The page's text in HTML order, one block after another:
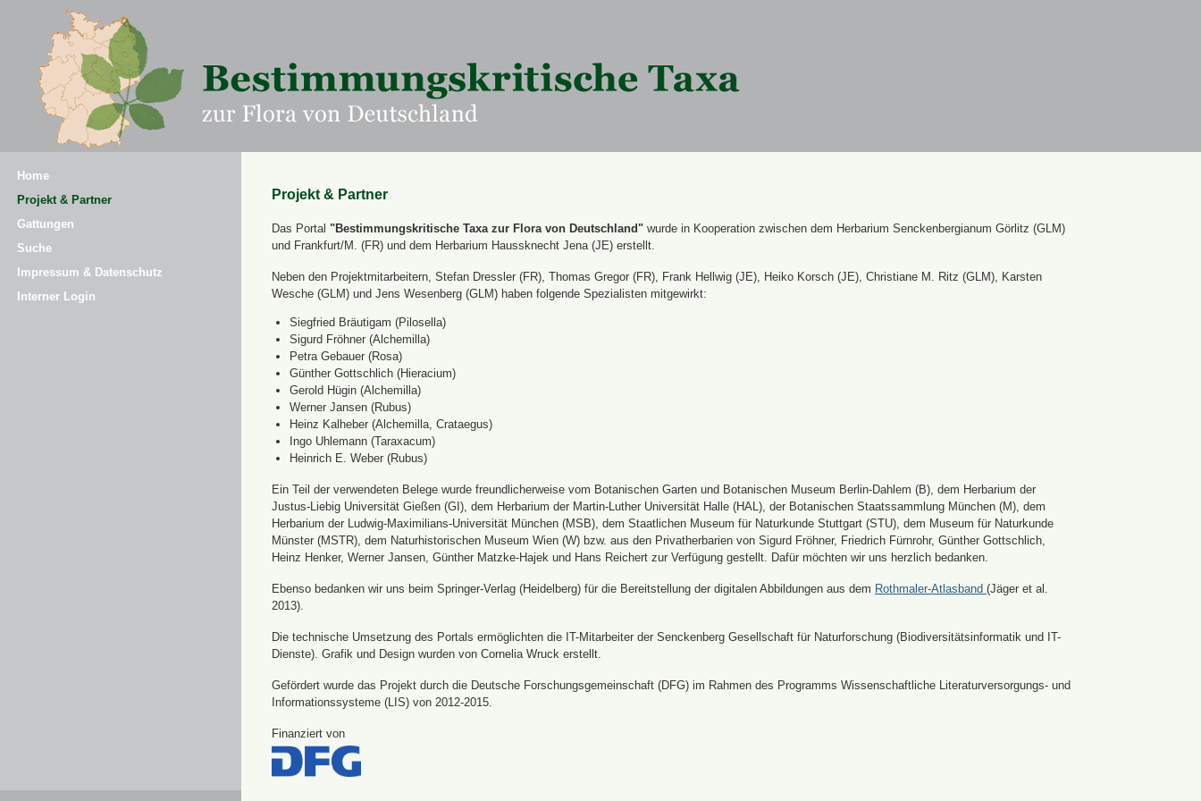
Home
Projekt & Partner
Gattungen
Suche
Impressum & Datenschutz
Interner Login
Projekt & Partner
Das Portal "Bestimmungskritische Taxa zur Flora von Deutschland" wurde in Kooperation zwischen dem Herbarium Senckenbergianum Görlitz (GLM)
und Frankfurt/M. (FR) und dem Herbarium Haussknecht Jena (JE) erstellt.
Neben den Projektmitarbeitern, Stefan Dressler (FR), Thomas Gregor (FR), Frank Hellwig (JE), Heiko Korsch (JE), Christiane M. Ritz (GLM), Karsten
Wesche (GLM) und Jens Wesenberg (GLM) haben folgende Spezialisten mitgewirkt:
Siegfried Bräutigam (Pilosella)
Sigurd Fröhner (Alchemilla)
Petra Gebauer (Rosa)
Günther Gottschlich (Hieracium)
Gerold Hügin (Alchemilla)
Werner Jansen (Rubus)
Heinz Kalheber (Alchemilla, Crataegus)
Ingo Uhlemann (Taraxacum)
Heinrich E. Weber (Rubus)
Ein Teil der verwendeten Belege wurde freundlicherweise vom Botanischen Garten und Botanischen Museum Berlin-Dahlem (B), dem Herbarium der
Justus-Liebig Universität Gießen (GI), dem Herbarium der Martin-Luther Universität Halle (HAL), der Botanischen Staatssammlung München (M), dem
Herbarium der Ludwig-Maximilians-Universität München (MSB), dem Staatlichen Museum für Naturkunde Stuttgart (STU), dem Museum für Naturkunde
Münster (MSTR), dem Naturhistorischen Museum Wien (W) bzw. aus den Privatherbarien von Sigurd Fröhner, Friedrich Fürnrohr, Günther Gottschlich,
Heinz Henker, Werner Jansen, Günther Matzke-Hajek und Hans Reichert zur Verfügung gestellt. Dafür möchten wir uns herzlich bedanken.
Ebenso bedanken wir uns beim Springer-Verlag (Heidelberg) für die Bereitstellung der digitalen Abbildungen aus dem Rothmaler-Atlasband (Jäger et al.
2013).
Die technische Umsetzung des Portals ermöglichten die IT-Mitarbeiter der Senckenberg Gesellschaft für Naturforschung (Biodiversitätsinformatik und IT-
Dienste). Grafik und Design wurden von Cornelia Wruck erstellt.
Gefördert wurde das Projekt durch die Deutsche Forschungsgemeinschaft (DFG) im Rahmen des Programms Wissenschaftliche Literaturversorgungs- und
Informationssysteme (LIS) von 2012-2015.
Finanziert von